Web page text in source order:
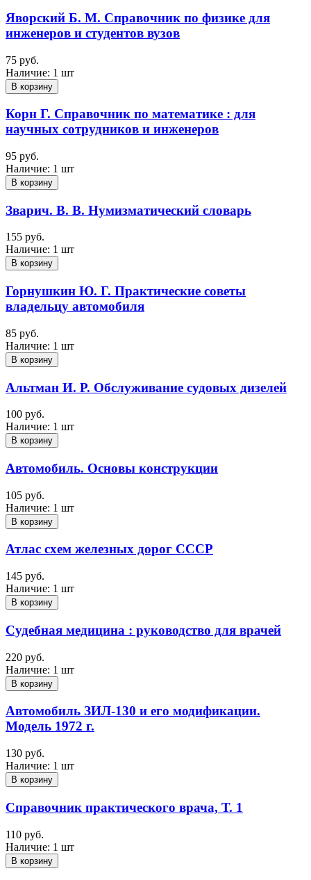
Яворский Б. М. Справочник по физике для
инженеров и студентов вузов
75 руб.
Наличие: 1 шт
В корзину
Корн Г. Справочник по математике : для
научных сотрудников и инженеров
95 руб.
Наличие: 1 шт
В корзину
Зварич. В. В. Нумизматический словарь
155 руб.
Наличие: 1 шт
В корзину
Горнушкин Ю. Г. Практические советы
владельцу автомобиля
85 руб.
Наличие: 1 шт
В корзину
Альтман И. Р. Обслуживание судовых дизелей
100 руб.
Наличие: 1 шт
В корзину
Автомобиль. Основы конструкции
105 руб.
Наличие: 1 шт
В корзину
Атлас схем железных дорог СССР
145 руб.
Наличие: 1 шт
В корзину
Судебная медицина : руководство для врачей
220 руб.
Наличие: 1 шт
В корзину
Автомобиль ЗИЛ-130 и его модификации.
Модель 1972 г.
130 руб.
Наличие: 1 шт
В корзину
Справочник практического врача, Т. 1
110 руб.
Наличие: 1 шт
В корзину